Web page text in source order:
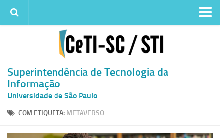
Quem somos
Histórico
Metas e ações
Superintendência de TI
Atendimento
Solicitar um serviço
Superintendência de Tecnologia da
Informação
Universidade de São Paulo
COM ETIQUETA: METAVERSO